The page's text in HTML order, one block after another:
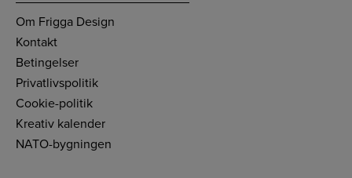
Om Frigga Design
Kontakt
Betingelser
Privatlivspolitik
Cookie-politik
Kreativ kalender
NATO-bygningen